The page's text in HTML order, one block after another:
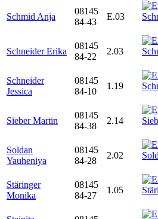
Schmid Anja
08145
84-43
E.03
Schneider Erika
08145
84-22
2.03
Schneider
Jessica
08145
84-10
1.19
Sieber Martin
08145
84-38
2.14
Soldan
Yauheniya
08145
84-28
2.02
Stäringer
Monika
08145
84-27
1.05